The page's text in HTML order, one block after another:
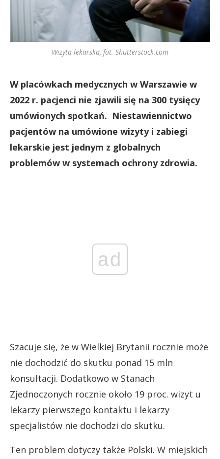
Wizyta lekarska, fot. Shutterstock.com
W placówkach medycznych w Warszawie w
2022 r. pacjenci nie zjawili się na 300 tysięcy
umówionych spotkań. Niestawiennictwo
pacjentów na umówione wizyty i zabiegi
lekarskie jest jednym z globalnych
problemów w systemach ochrony zdrowia.
ad
Szacuje się, że w Wielkiej Brytanii rocznie może
nie dochodzić do skutku ponad 15 mln
konsultacji. Dodatkowo w Stanach
Zjednoczonych rocznie około 19 proc. wizyt u
lekarzy pierwszego kontaktu i lekarzy
specjalistów nie dochodzi do skutku.
Ten problem dotyczy także Polski. W miejskich